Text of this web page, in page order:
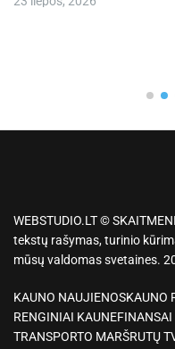
WEBSTUDIO.LT ©
tekstų rašymas, turinio
mūsų valdomas svetaines.
KAUNO NAUJIENOSKAUNO
RENGINIAI KAUNEFINANSAI
TRANSPORTO MARŠRUTŲ